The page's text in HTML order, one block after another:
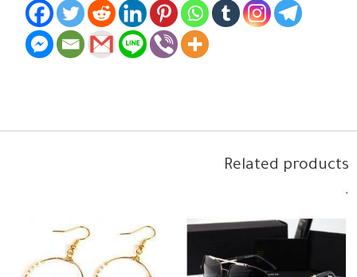
Related products